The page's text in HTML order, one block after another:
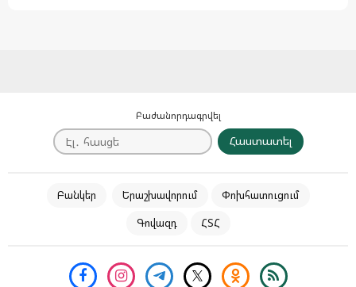
Բաժանորդագրվել
Հաստատել
Բանկեր Երաշխավորում
Փոխհատուցում
Գովազդ
ՀՏՀ